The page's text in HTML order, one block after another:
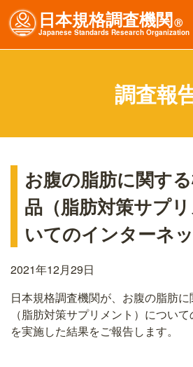
日本規格調査機関Ⓡ
JapaneseStandardsResearchOrganization
調査報
お腹の脂肪に関す
品（脂肪対策サプ
いてのインターネ
2021年12月29日
日本規格調査機関が、お腹の脂肪
（脂肪対策サプリメント）につい
を実施した結果をご報告します。